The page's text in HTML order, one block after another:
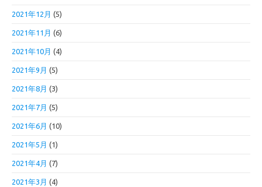
2021年12月 (5)
2021年11月 (6)
2021年10月 (4)
2021年9月 (5)
2021年8月 (3)
2021年7月 (5)
2021年6月 (10)
2021年5月 (1)
2021年4月 (7)
2021年3月 (4)